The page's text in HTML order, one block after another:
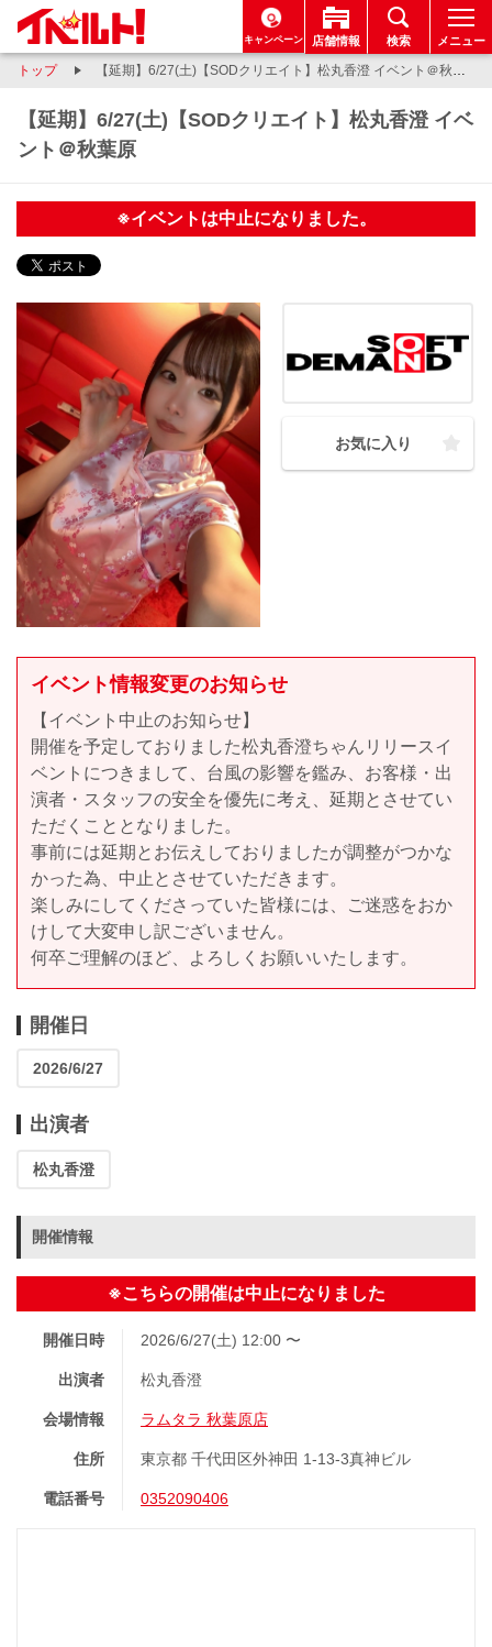
キャンペーン 店舗情報 検索 メニュー
トップ 【延期】6/27(土)【SODクリエイト】松丸香澄 イベント＠秋葉原
【延期】6/27(土)【SODクリエイト】松丸香澄 イベ
ント＠秋葉原
※イベントは中止になりました。
お気に入り
イベント情報変更のお知らせ
【イベント中止のお知らせ】
開催を予定しておりました松丸香澄ちゃんリリースイ
ベントにつきまして、台風の影響を鑑み、お客様・出
演者・スタッフの安全を優先に考え、延期とさせてい
ただくこととなりました。
事前には延期とお伝えしておりましたが調整がつかな
かった為、中止とさせていただきます。
楽しみにしてくださっていた皆様には、ご迷惑をおか
けして大変申し訳ございません。
何卒ご理解のほど、よろしくお願いいたします。
開催日
2026/6/27
出演者
松丸香澄
開催情報
※こちらの開催は中止になりました
開催日時 2026/6/27(土) 12:00 〜
出演者 松丸香澄
会場情報 ラムタラ 秋葉原店
住所 東京都 千代田区外神田 1-13-3真神ビル
電話番号 0352090406